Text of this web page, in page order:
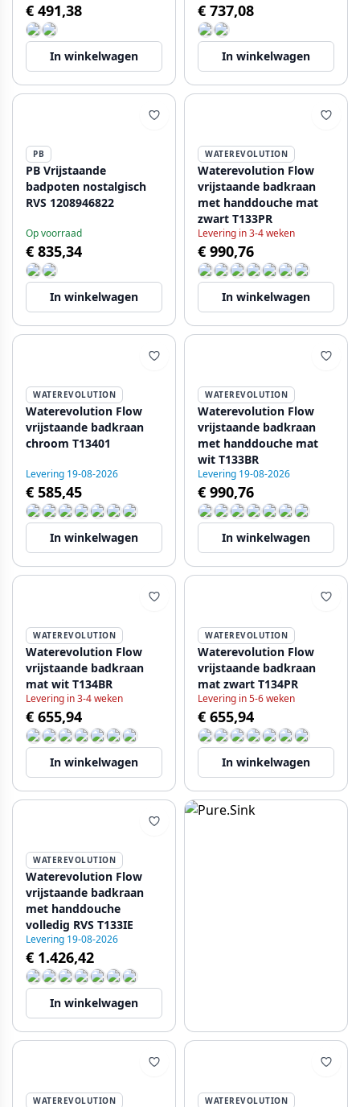
€ 491,38
In winkelwagen
€ 737,08
In winkelwagen
PB
PB Vrijstaande
badpoten nostalgisch
RVS 1208946822
Op voorraad
€ 835,34
In winkelwagen
WATEREVOLUTION
Waterevolution Flow
vrijstaande badkraan
met handdouche mat
zwart T133PR
Levering in 3-4 weken
€ 990,76
In winkelwagen
WATEREVOLUTION
Waterevolution Flow
vrijstaande badkraan
chroom T13401
Levering 19-08-2026
€ 585,45
In winkelwagen
WATEREVOLUTION
Waterevolution Flow
vrijstaande badkraan
met handdouche mat
wit T133BR
Levering 19-08-2026
€ 990,76
In winkelwagen
WATEREVOLUTION
Waterevolution Flow
vrijstaande badkraan
mat wit T134BR
Levering in 3-4 weken
€ 655,94
In winkelwagen
WATEREVOLUTION
Waterevolution Flow
vrijstaande badkraan
mat zwart T134PR
Levering in 5-6 weken
€ 655,94
In winkelwagen
WATEREVOLUTION
Waterevolution Flow
vrijstaande badkraan
met handdouche
volledig RVS T133IE
Levering 19-08-2026
€ 1.426,42
In winkelwagen
WATEREVOLUTION WATEREVOLUTION